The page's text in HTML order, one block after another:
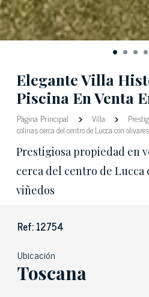
Elegante Villa
Piscina En Venta
Pàgina Principal Villa
colinas cerca del centro de Lucca con
Prestigiosa propiedad en
cerca del centro de Lucca
viñedos
Ref: 12754
Ubicación
Toscana